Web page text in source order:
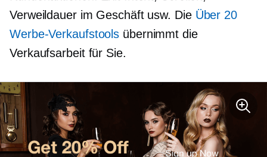
Verweildauer im Geschäft usw. Die Über 20
Werbe-Verkaufstools übernimmt die
Verkaufsarbeit für Sie.